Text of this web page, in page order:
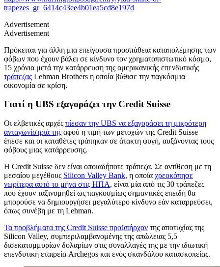
trapezes_gr_6414c43ee4b01ea5cd8e197d
Advertisement
Advertisement
Πρόκειται για άλλη μια επείγουσα προσπάθεια καταπολέμησης των
φόβων που έχουν βάλει σε κίνδυνο τον χρηματοπιστωτικό κόσμο,
15 χρόνια μετά την κατάρρευση της αμερικανικής επενδυτικής
τράπεζας Lehman Brothers η οποία βύθισε την παγκόσμια
οικονομία σε κρίση.
Γιατί η UBS εξαγοράζει την Credit Suisse
Οι ελβετικές αρχές πίεσαν την UBS να εξαγοράσει τη μικρότερη
ανταγωνίστριά της αφού η τιμή των μετοχών της Credit Suisse
έπεσε και οι καταθέτες τράπηκαν σε άτακτη φυγή, αυξάνοντας τους
φόβους μιας κατάρρευσης.
Η Credit Suisse δεν είναι οποιαδήποτε τράπεζα. Σε αντίθεση με τη
μεσαίου μεγέθους Silicon Valley Bank, η οποία χρεοκόπησε
νωρίτερα αυτό το μήνα στις ΗΠΑ, είναι μία από τις 30 τράπεζες
που έχουν ταξινομηθεί ως παγκοσμίως σημαντικές επειδή θα
μπορούσε να δημιουργήσει μεγαλύτερο κίνδυνο εάν καταρρεύσει,
όπως συνέβη με τη Lehman.
Τα προβλήματα της Credit Suisse προϋπήρχαν της αποτυχίας της
Silicon Valley, συμπεριλαμβανομένης της απώλειας 5,5
δισεκατομμυρίων δολαρίων στις συναλλαγές της με την ιδιωτική
επενδυτική εταιρεία Archegos και ενός σκανδάλου κατασκοπείας.